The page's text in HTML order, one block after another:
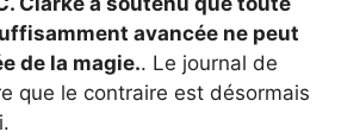
avancée ne peut
de la magie.. Le journal de
que le contraire est désormais